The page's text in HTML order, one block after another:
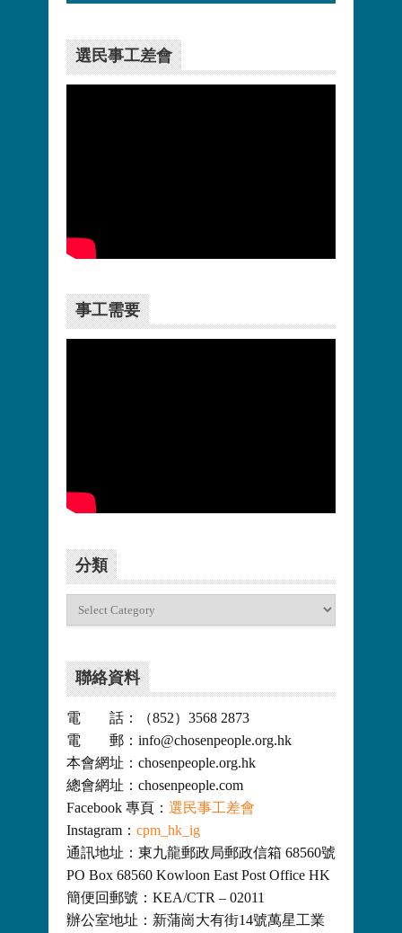
選民事工差會
事工需要
分類
聯絡資料
電 話：（852）3568 2873
電 郵：info@chosenpeople.org.hk
本會網址：chosenpeople.org.hk
總會網址：chosenpeople.com
Facebook 專頁： 選民事工差會
Instagram： cpm_hk_ig
通訊地址：東九龍郵政局郵政信箱 68560號
PO Box 68560 Kowloon East Post Office HK
簡便回郵號：KEA/CTR – 02011
辦公室地址：新蒲崗大有街14號萬星工業